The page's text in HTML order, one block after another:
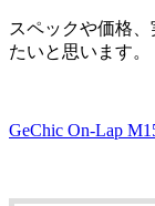
スペックや価格
たいと思います。
GeChic On-Lap